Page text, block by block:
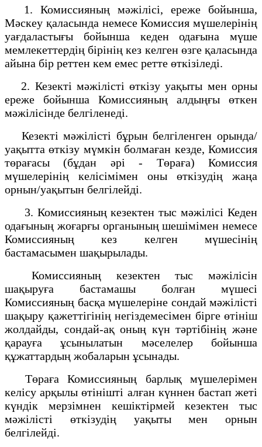
1. Комиссияның мәжілісі, ереже бойынша,
Мәскеу қаласында немесе Комиссия мүшелерінің
уағдаластығы бойынша кеден одағына мүше
мемлекеттердің бірінің кез келген өзге қаласында
айына бір реттен кем емес ретте өткізіледі.
2. Кезекті мәжілісті өткізу уақыты мен орны
ереже бойынша Комиссияның алдыңғы өткен
мәжілісінде белгіленеді.
Кезекті мәжілісті бұрын белгіленген орында/
уақытта өткізу мүмкін болмаған кезде, Комиссия
төрағасы (бұдан әрі - Төраға) Комиссия
мүшелерінің келісімімен оны өткізудің жаңа
орнын/уақытын белгілейді.
3. Комиссияның кезектен тыс мәжілісі Кеден
одағының жоғарғы органының шешімімен немесе
Комиссияның кез келген мүшесінің
бастамасымен шақырылады.
Комиссияның кезектен тыс мәжілісін
шақыруға бастамашы болған мүшесі
Комиссияның басқа мүшелеріне сондай мәжілісті
шақыру қажеттігінің негіздемесімен бірге өтініш
жолдайды, сондай-ақ оның күн тәртібінің және
қарауға ұсынылатын мәселелер бойынша
құжаттардың жобаларын ұсынады.
Төраға Комиссияның барлық мүшелерімен
келісу арқылы өтінішті алған күннен бастап жеті
күндік мерзімнен кешіктірмей кезектен тыс
мәжілісті өткізудің уақыты мен орнын
белгілейді.